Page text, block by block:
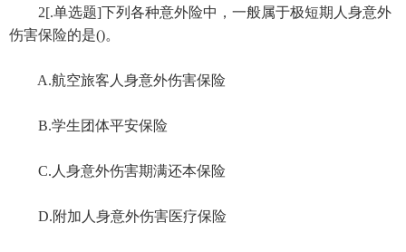
2[.单选题]下列各种意外险中，一般属于极短期人身意外
伤害保险的是()。
A.航空旅客人身意外伤害保险
B.学生团体平安保险
C.人身意外伤害期满还本保险
D.附加人身意外伤害医疗保险